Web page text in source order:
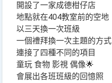
開設了一家成德柑仔店
地點就在404教室前的空地
以三天換一次班級
一個禮拜換一次主題的方式
連接了四種不同的項目
童玩 食物 影視 偶像🌟
會展出各班班級的回憶照